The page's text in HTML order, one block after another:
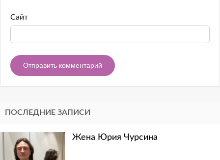
Сайт
ПОСЛЕДНИЕ ЗАПИСИ
Жена Юрия Чурсина